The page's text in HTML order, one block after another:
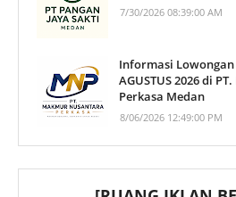
7/30/2026 08:39:00 AM
Informasi
AGUSTUS 2026 di
Perkasa Medan
8/06/2026 12:49:00 PM